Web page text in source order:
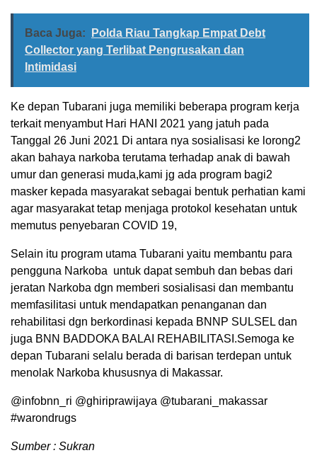
Baca Juga:
Polda Riau Tangkap Empat Debt
Collector yang Terlibat Pengrusakan dan
Intimidasi
Ke depan Tubarani juga memiliki beberapa program kerja
terkait menyambut Hari HANI 2021 yang jatuh pada
Tanggal 26 Juni 2021 Di antara nya sosialisasi ke lorong2
akan bahaya narkoba terutama terhadap anak di bawah
umur dan generasi muda,kami jg ada program bagi2
masker kepada masyarakat sebagai bentuk perhatian kami
agar masyarakat tetap menjaga protokol kesehatan untuk
memutus penyebaran COVID 19,
Selain itu program utama Tubarani yaitu membantu para
pengguna Narkoba untuk dapat sembuh dan bebas dari
jeratan Narkoba dgn memberi sosialisasi dan membantu
memfasilitasi untuk mendapatkan penanganan dan
rehabilitasi dgn berkordinasi kepada BNNP SULSEL dan
juga BNN BADDOKA BALAI REHABILITASI.Semoga ke
depan Tubarani selalu berada di barisan terdepan untuk
menolak Narkoba khususnya di Makassar.
@infobnn_ri @ghiriprawijaya @tubarani_makassar
#warondrugs
Sumber : Sukran